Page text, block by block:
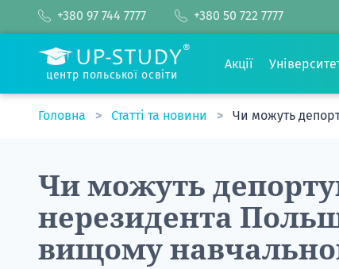
+380 97 744 7777 +380 50 722 7777
центр польської освіти
Акції
Головна Статті та новини Чи можуть
Чи можуть
нерезидента
вищому